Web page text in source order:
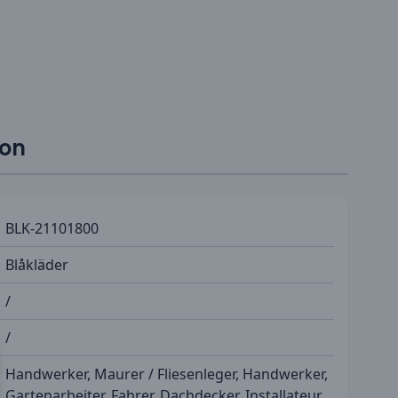
BLK-21101800
Blåkläder
/
/
Handwerker, Maurer / Fliesenleger, Handwerker,